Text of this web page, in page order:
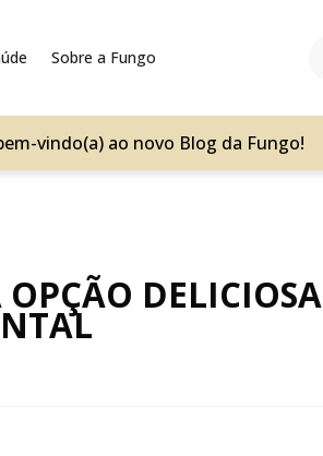
Sobre a Fungo
vindo(a) ao novo Blog da Fungo!
DELICIOSA